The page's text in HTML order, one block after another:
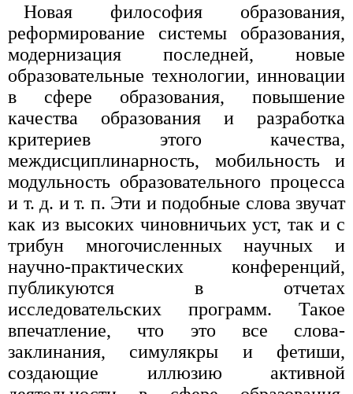
Новая философия образования,
реформирование системы образования,
модернизация последней, новые
образовательные технологии, инновации
в сфере образования, повышение
качества образования и разработка
критериев этого качества,
междисциплинарность, мобильность и
модульность образовательного процесса
и т. д. и т. п. Эти и подобные слова звучат
как из высоких чиновничьих уст, так и с
трибун многочисленных научных и
научно-практических конференций,
публикуются в отчетах
исследовательских программ. Такое
впечатление, что это все слова-
заклинания, симулякры и фетиши,
создающие иллюзию активной